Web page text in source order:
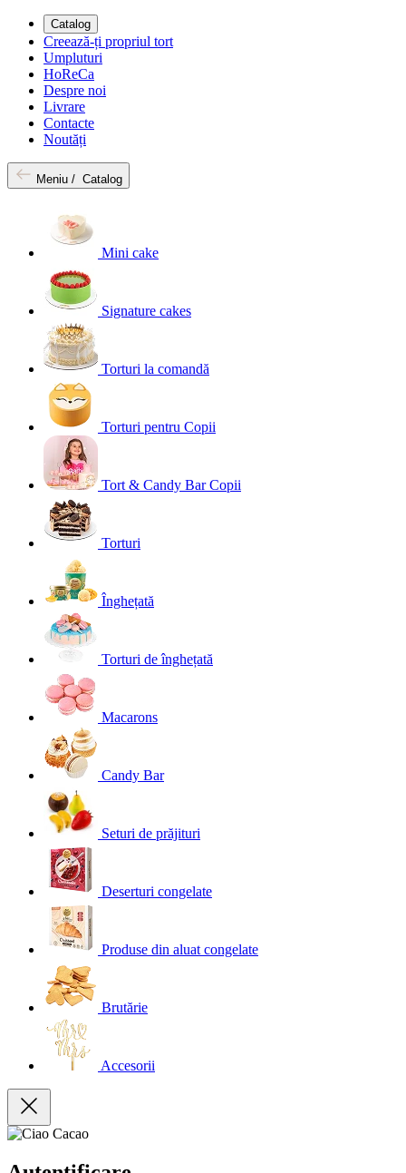
Catalog
Creează-ți propriul tort
Umpluturi
HoReCa
Despre noi
Livrare
Contacte
Noutăți
Meniu / Catalog
Mini cake
Signature cakes
Torturi la comandă
Torturi pentru Copii
Tort & Candy Bar Copii
Torturi
Înghețată
Torturi de înghețată
Macarons
Candy Bar
Seturi de prăjituri
Deserturi congelate
Produse din aluat congelate
Brutărie
Accesorii